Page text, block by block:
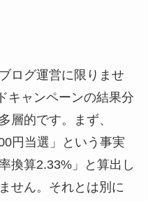
ログ運営に限りませ
キャンペーンの結果分
層的です。まず、
円当選」という事実
換算2.33%」と算出し
せん。それとは別に